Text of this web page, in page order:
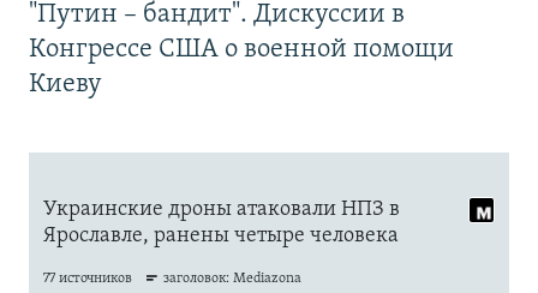
"Путин – бандит". Дискуссии в
Конгрессе США о военной помощи
Киеву